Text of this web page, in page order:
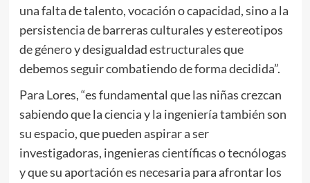
una falta de talento, vocación o capacidad, sino a la
persistencia de barreras culturales y estereotipos
de género y desigualdad estructurales que
debemos seguir combatiendo de forma decidida”.
Para Lores, “es fundamental que las niñas crezcan
sabiendo que la ciencia y la ingeniería también son
su espacio, que pueden aspirar a ser
investigadoras, ingenieras científicas o tecnólogas
y que su aportación es necesaria para afrontar los